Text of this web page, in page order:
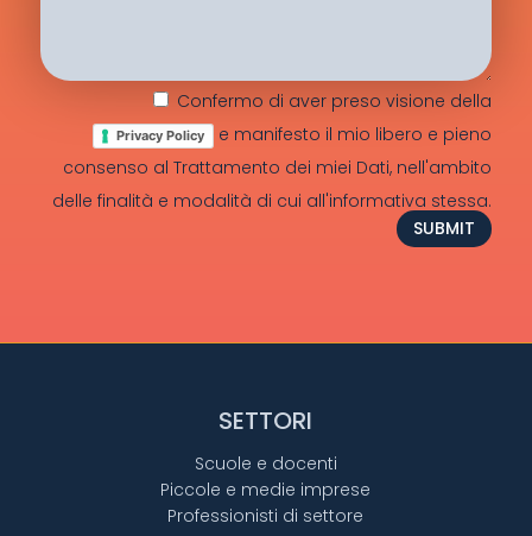
Confermo di aver preso visione della
Privacy Policy
e manifesto il mio libero e pieno
consenso al Trattamento dei miei Dati, nell'ambito
delle finalità e modalità di cui all'informativa stessa.
SUBMIT
SETTORI
Scuole e docenti
Piccole e medie imprese
Professionisti di settore